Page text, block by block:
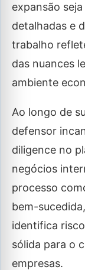
expansão
detalhadas e
trabalho
das nuances
ambiente
Ao longo de
defensor
diligence no
negócios
processo
bem-
identifica
sólida para o
empresas.